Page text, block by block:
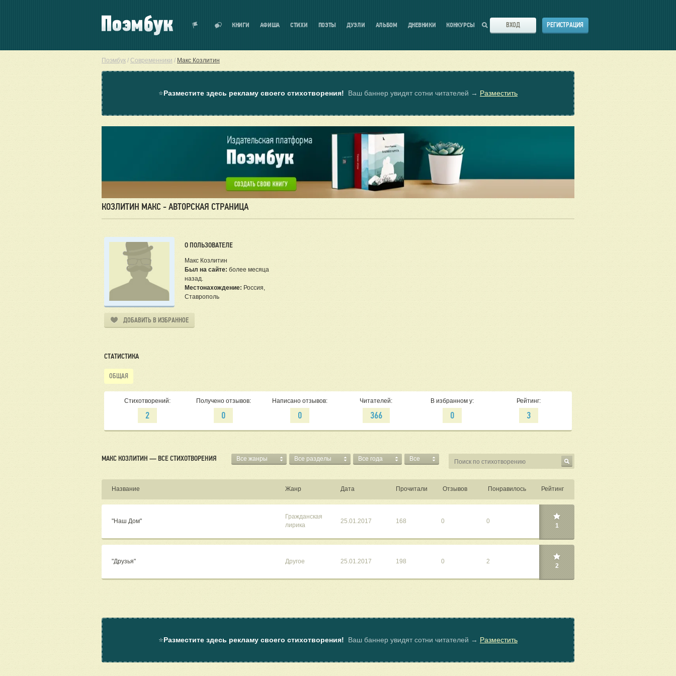
КНИГИ АФИША СТИХИ ПОЭТЫ ДУЭЛИ АЛЬБОМ ДНЕВНИКИ КОНКУРСЫ ВХОД РЕГИСТРАЦИЯ
Поэмбук / Современники / Макс Козлитин
⭐Разместите здесь рекламу своего стихотворения! Ваш баннер увидят сотни читателей → Разместить
КОЗЛИТИН МАКС - АВТОРСКАЯ СТРАНИЦА
О ПОЛЬЗОВАТЕЛЕ
Макс Козлитин
Был на сайте: более месяца
назад.
Местонахождение: Россия,
Ставрополь
ДОБАВИТЬ В ИЗБРАННОЕ
СТАТИСТИКА
ОБЩАЯ
Стихотворений:
2
Получено отзывов:
0
Написано отзывов:
0
Читателей:
366
В избранном у:
0
Рейтинг:
3
МАКС КОЗЛИТИН — ВСЕ СТИХОТВОРЕНИЯ Все жанры Все разделы Все года Все
Название Жанр Дата Прочитали Отзывов Понравилось Рейтинг
"Наш Дом"
Гражданская
лирика
25.01.2017 168 0 0
1
"Друзья" Другое 25.01.2017 198 0 2
2
⭐Разместите здесь рекламу своего стихотворения! Ваш баннер увидят сотни читателей → Разместить